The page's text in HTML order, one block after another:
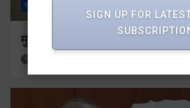
राज्य
मुख्यमंत्री से महानिदेशक एनसीसी ने की
SIGN UP FOR